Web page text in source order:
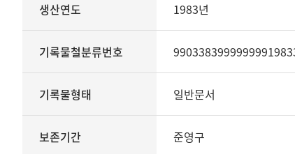
기록물철분류번호
기록물유형
보존기간
보여
기록물
생산연도 1983년
기록물철분류번호
기록물형태 일반문서
보존기간 준영구